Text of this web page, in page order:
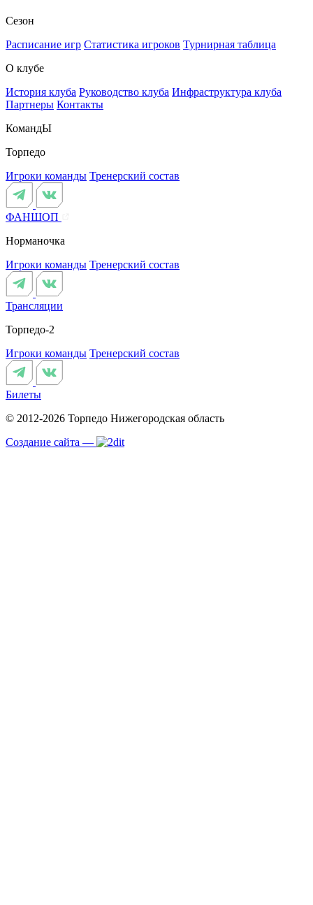
Сезон
Расписание игр Статистика игроков Турнирная таблица
О клубе
История клуба Руководство клуба Инфраструктура клуба
Партнеры Контакты
КомандЫ
Торпедо
Игроки команды Тренерский состав
ФАНШОП
Норманочка
Игроки команды Тренерский состав
Трансляции
Торпедо-2
Игроки команды Тренерский состав
Билеты
© 2012-2026 Торпедо Нижегородская область
Создание сайта —